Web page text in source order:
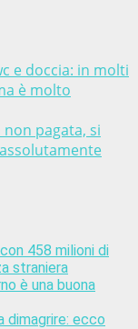
e doccia: in molti
è molto
pagata, si
458 milioni di
straniera
è una buona
dimagrire: ecco